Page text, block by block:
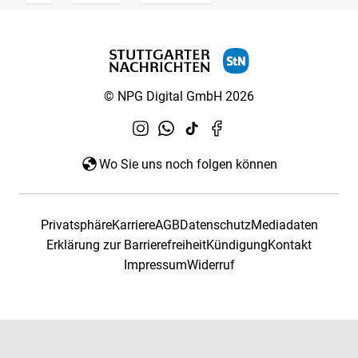
© NPG Digital GmbH 2026
Wo Sie uns noch folgen können
PrivatsphäreKarriereAGBDatenschutzMediadaten
Erklärung zur BarrierefreiheitKündigungKontakt
ImpressumWiderruf